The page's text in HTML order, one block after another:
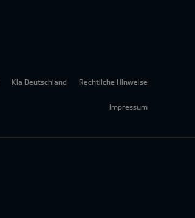
Kia Deutschland Rechtliche Hinweise
Impressum